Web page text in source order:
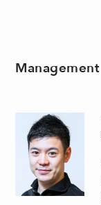
Management